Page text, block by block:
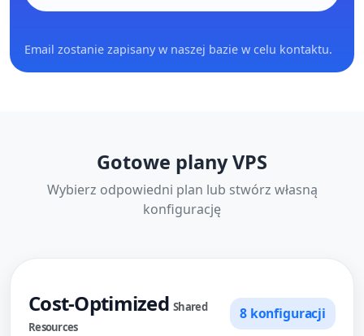
Email zostanie zapisany w naszej bazie w celu kontaktu.
Gotowe plany VPS
Wybierz odpowiedni plan lub stwórz własną
konfigurację
Cost-OptimizedShared
Resources
8 konfiguracji